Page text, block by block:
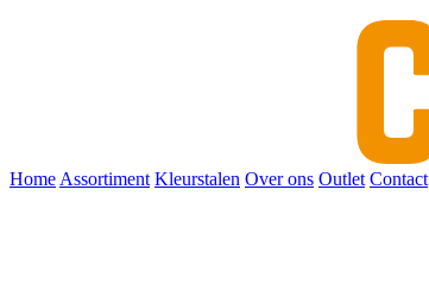
Home Assortiment Kleurstalen Over ons Outlet Contact